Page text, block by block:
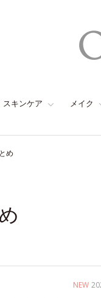
スキンケア メイク
め
NEW